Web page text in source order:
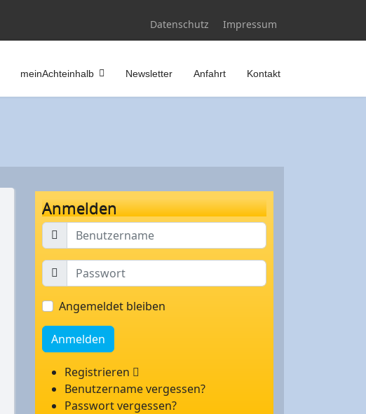
Impressum
Datenschutz
meinAchteinhalb Newsletter Anfahrt Kontakt
Anmelden
Angemeldet bleiben
Anmelden
Registrieren
Benutzername vergessen?
Passwort vergessen?